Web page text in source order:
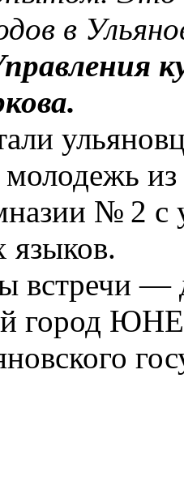
в
№ 2 с
языков.
встречи
город